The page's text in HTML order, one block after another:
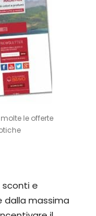
le offerte
sconti e
dalla massima